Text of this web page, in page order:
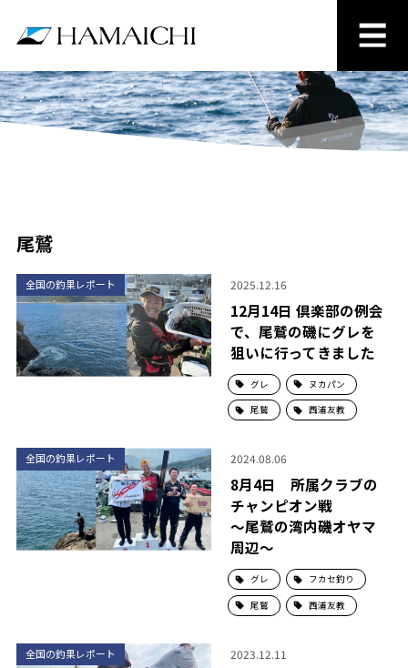
尾鷲
全国の釣果レポート 2025.12.16
12月14日 倶楽部の例会
で、尾鷲の磯にグレを
狙いに行ってきました
グレ ヌカパン
尾鷲 西浦友教
全国の釣果レポート 2024.08.06
8月4日 所属クラブの
チャンピオン戦
～尾鷲の湾内磯オヤマ
周辺～
グレ フカセ釣り
尾鷲 西浦友教
全国の釣果レポート 2023.12.11